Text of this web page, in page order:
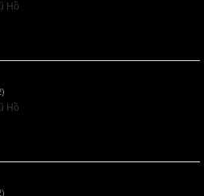
Hồ
Hồ